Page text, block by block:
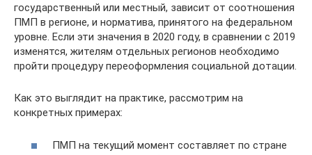
государственный или местный, зависит от соотношения
ПМП в регионе, и норматива, принятого на федеральном
уровне. Если эти значения в 2020 году, в сравнении с 2019
изменятся, жителям отдельных регионов необходимо
пройти процедуру переоформления социальной дотации.
Как это выглядит на практике, рассмотрим на
конкретных примерах:
ПМП на текущий момент составляет по стране